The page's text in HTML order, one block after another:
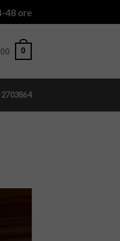
48 ore
0
2703864